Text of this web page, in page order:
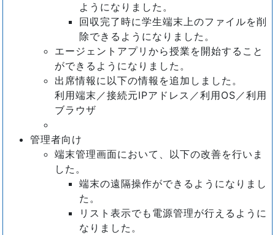
ようになりました。
回収完了時に学生端末上のファイルを削
除できるようになりました。
エージェントアプリから授業を開始すること
ができるようになりました。
出席情報に以下の情報を追加しました。
利用端末／接続元IPアドレス／利用OS／利用
ブラウザ
管理者向け
端末管理画面において、以下の改善を行いま
した。
端末の遠隔操作ができるようになりまし
た。
リスト表示でも電源管理が行えるように
なりました。